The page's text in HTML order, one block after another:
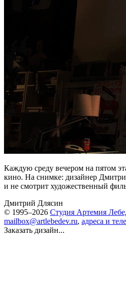
Каждую среду вечером на пятом
кино. На снимке: дизайнер
и не смотрит художественный
Дмитрий Длясин
© 1995–2026 Студия Артемия
mailbox@artlebedev.ru, адреса и
Заказать дизайн...